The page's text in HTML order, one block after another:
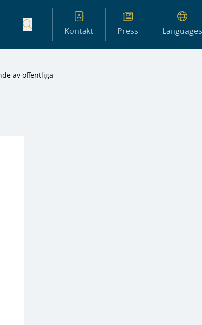
Kontakt Press Languages
av offentliga